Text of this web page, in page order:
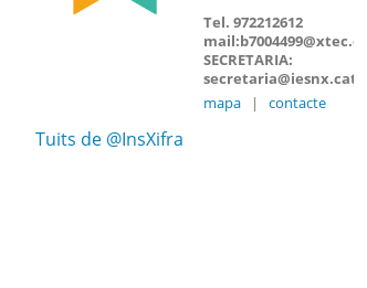
Tel. 972212612
mail:b7004499@xtec.cat
SECRETARIA:
secretaria@iesnx.cat
mapa
| contacte
Tuits de @InsXifra